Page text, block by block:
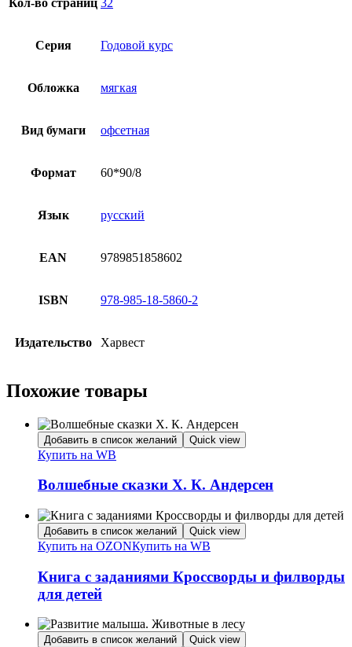
Серия Годовой курс
Обложка мягкая
Вид бумаги офсетная
Формат 60*90/8
Язык русский
EAN 9789851858602
ISBN 978-985-18-5860-2
Издательство Харвест
Похожие товары
Добавить в список желаний Quick view
Купить на WB
Волшебные сказки Х. К. Андерсен
Добавить в список желаний Quick view
Купить на OZONКупить на WB
Книга с заданиями Кроссворды и филворды
для детей
Добавить в список желаний Quick view